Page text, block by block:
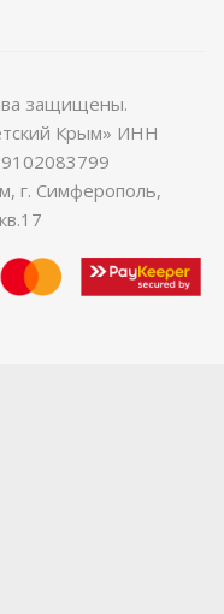
защищены.
Крым» ИНН
г. Симферополь,